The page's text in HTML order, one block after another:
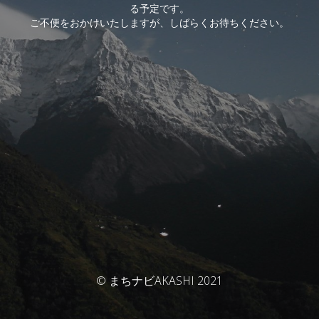
る予定です。
ご不便をおかけいたしますが、しばらくお待ちください。
© まちナビAKASHI 2021